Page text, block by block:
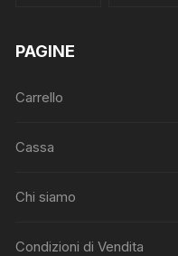
PAGINE
Carrello
Cassa
Chi siamo
Condizioni di Vendita